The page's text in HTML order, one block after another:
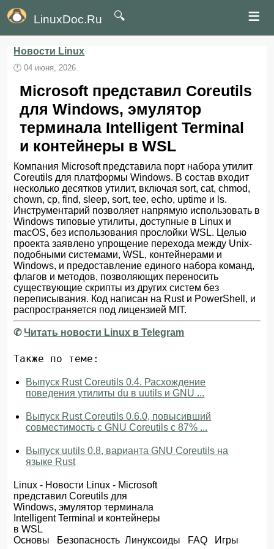
LinuxDoc.Ru 🔍 ≡
Новости Linux
🕛04 июня, 2026.
Microsoft представил Coreutils
для Windows, эмулятор
терминала Intelligent Terminal
и контейнеры в WSL
Компания Microsoft представила порт набора утилит
Coreutils для платформы Windows. В состав входит
несколько десятков утилит, включая sort, cat, chmod,
chown, cp, find, sleep, sort, tee, echo, uptime и ls.
Инструментарий позволяет напрямую использовать в
Windows типовые утилиты, доступные в Linux и
macOS, без использования прослойки WSL. Целью
проекта заявлено упрощение перехода между Unix-
подобными системами, WSL, контейнерами и
Windows, и предоставление единого набора команд,
флагов и методов, позволяющих переносить
существующие скрипты из других систем без
переписывания. Код написан на Rust и PowerShell, и
распространяется под лицензией MIT.
✆Читать новости Linux в Telegram
Также по теме:
Выпуск Rust Coreutils 0.4. Расхождение
поведения утилиты du в uutils и GNU ...
Выпуск Rust Coreutils 0.6.0, повысивший
совместимость с GNU Coreutils с 87% ...
Выпуск uutils 0.8, варианта GNU Coreutils на
языке Rust
Linux - Новости Linux - Microsoft
представил Coreutils для
Windows, эмулятор терминала
Intelligent Terminal и контейнеры
в WSL
Основы
Безопасность Линуксоиды FAQ Игры